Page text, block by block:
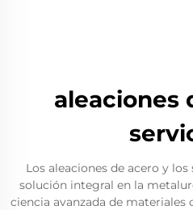
aleaciones
Los aleaciones de acero y
solución integral en la
ciencia avanzada de